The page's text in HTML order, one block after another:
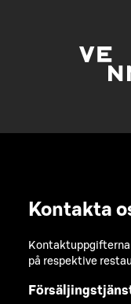
Kontakta
på respektive